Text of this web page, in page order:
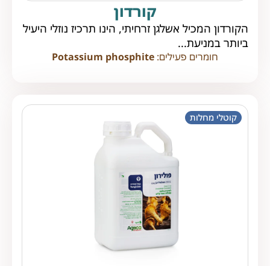
קורדון
הקורדון המכיל אשלגן זרחיתי, הינו תרכיז נוזלי היעיל
ביותר במניעת...
חומרים פעילים: Potassium phosphite
קוטלי מחלות